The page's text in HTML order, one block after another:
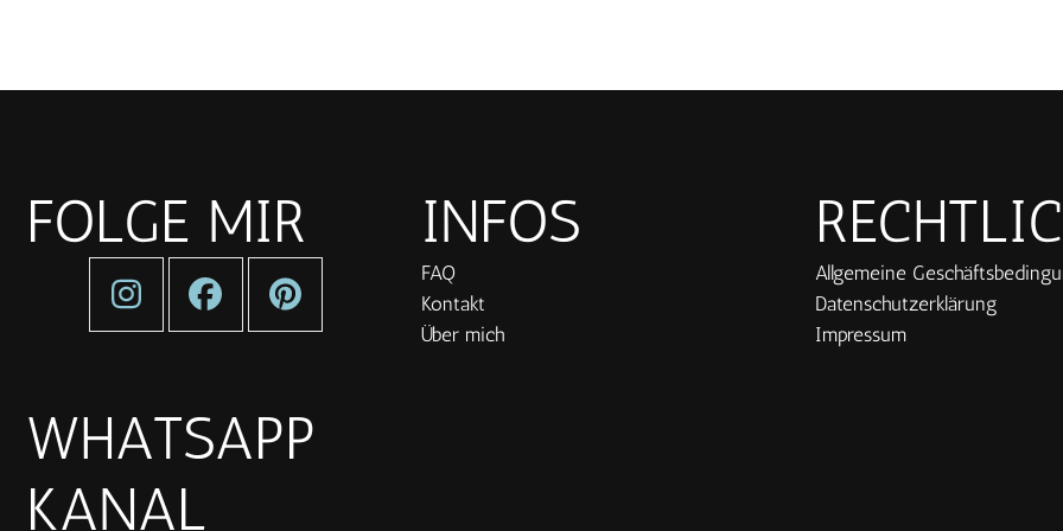
FOLGE MIR
WHATSAPP
KANAL
INFOS
FAQ
Kontakt
Über mich
Allgemeine
Datenschutzerklärung
Impressum